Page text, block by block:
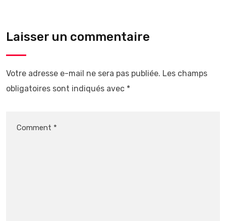
Laisser un commentaire
Votre adresse e-mail ne sera pas publiée. Les champs
obligatoires sont indiqués avec *